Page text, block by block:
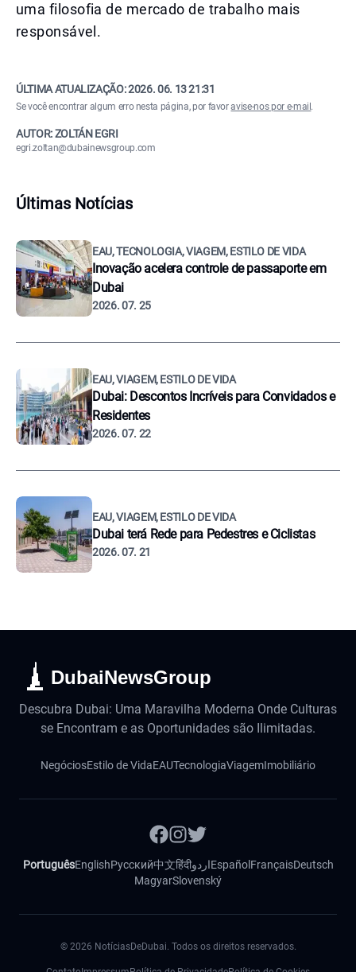
uma filosofia de mercado de trabalho mais
responsável.
ÚLTIMA ATUALIZAÇÃO:2026. 06. 13 21:31
Se você encontrar algum erro nesta página, por favoravise-nos por e-mail .
AUTOR: ZOLTÁN EGRI
egri.zoltan@dubainewsgroup.com
Últimas Notícias
EAU, TECNOLOGIA, VIAGEM, ESTILO DE VIDA
Inovação acelera controle de passaporte em
Dubai
2026. 07. 25
EAU, VIAGEM, ESTILO DE VIDA
Dubai: Descontos Incríveis para Convidados e
Residentes
2026. 07. 22
EAU, VIAGEM, ESTILO DE VIDA
Dubai terá Rede para Pedestres e Ciclistas
2026. 07. 21
DubaiNewsGroup
Descubra Dubai: Uma Maravilha Moderna Onde Culturas
se Encontram e as Oportunidades são Ilimitadas.
NegóciosEstilo de VidaEAUTecnologiaViagemImobiliário
PortuguêsEnglishРусский中文हिंदीاردوEspañol FrançaisDeutsch
MagyarSlovenský
© 2026 NotíciasDeDubai. Todos os direitos reservados.